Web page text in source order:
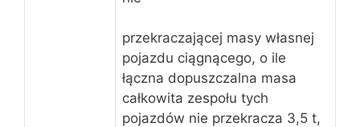
przekraczającej masy własnej
pojazdu ciągnącego, o ile
łączna dopuszczalna masa
całkowita zespołu tych
pojazdów nie przekracza 3,5 t,